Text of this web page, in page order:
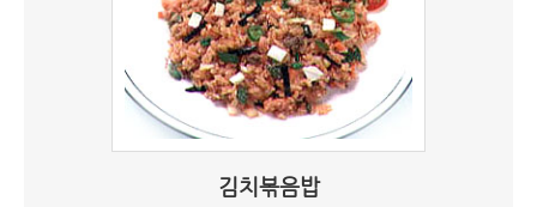
김치볶음밥